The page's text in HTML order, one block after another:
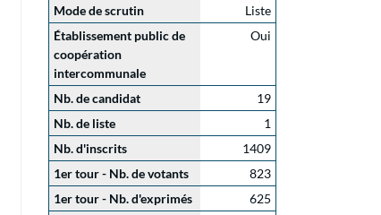
Mode de scrutin
Liste
Établissement public de
coopération
intercommunale
Oui
Nb. de candidat
19
Nb. de liste
1
Nb. d'inscrits
1409
1er tour - Nb. de votants
823
1er tour - Nb. d'exprimés
625